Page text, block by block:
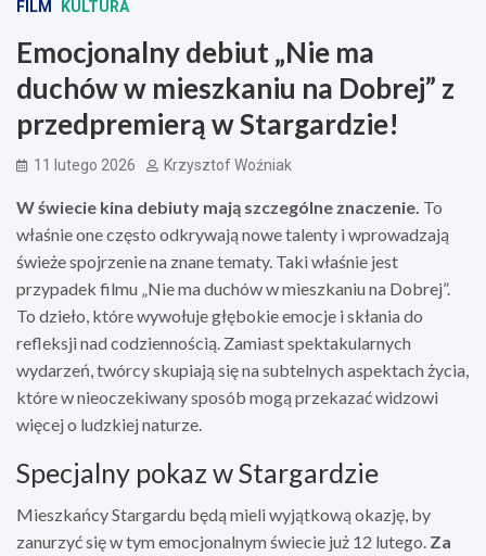
FILM KULTURA
Emocjonalny debiut „Nie ma
duchów w mieszkaniu na Dobrej” z
przedpremierą w Stargardzie!
11 lutego 2026 Krzysztof Woźniak
W świecie kina debiuty mają szczególne znaczenie. To
właśnie one często odkrywają nowe talenty i wprowadzają
świeże spojrzenie na znane tematy. Taki właśnie jest
przypadek filmu „Nie ma duchów w mieszkaniu na Dobrej”.
To dzieło, które wywołuje głębokie emocje i skłania do
refleksji nad codziennością. Zamiast spektakularnych
wydarzeń, twórcy skupiają się na subtelnych aspektach życia,
które w nieoczekiwany sposób mogą przekazać widzowi
więcej o ludzkiej naturze.
Specjalny pokaz w Stargardzie
Mieszkańcy Stargardu będą mieli wyjątkową okazję, by
zanurzyć się w tym emocjonalnym świecie już 12 lutego. Za